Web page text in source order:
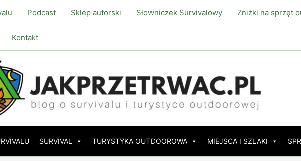
Podcast Sklep autorski Słowniczek Survivalowy Zniżki na sprzęt
Kontakt
SURVIVAL TURYSTYKA OUTDOOROWA MIEJSCA I SZLAKI